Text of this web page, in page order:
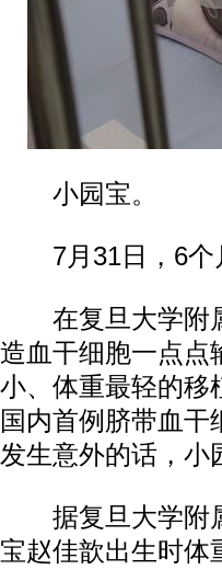
小园宝。
7月31日，6个
在复旦大学附属
造血干细胞一点点
小、体重最轻的移
国内首例脐带血
发生意外的话，小
据复旦大学附属
宝赵佳歆出生时体